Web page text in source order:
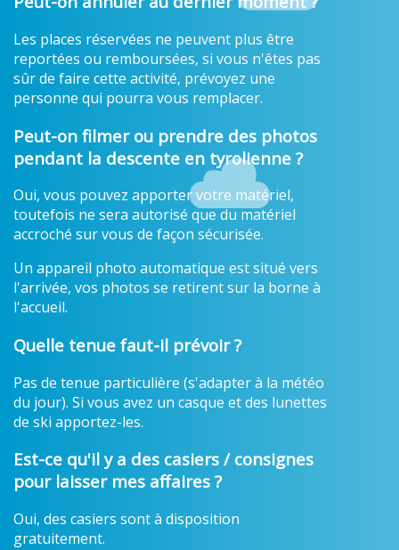
Les places réservées ne peuvent plus être
reportées ou remboursées, si vous n'êtes pas
sûr de faire cette activité, prévoyez une
personne qui pourra vous remplacer.
Peut-on filmer ou prendre des photos
pendant la descente en tyrolienne ?
Oui, vous pouvez apporter votre matériel,
toutefois ne sera autorisé que du matériel
accroché sur vous de façon sécurisée.
Un appareil photo automatique est situé vers
l'arrivée, vos photos se retirent sur la borne à
l'accueil.
Quelle tenue faut-il prévoir ?
Pas de tenue particulière (s'adapter à la météo
du jour). Si vous avez un casque et des lunettes
de ski apportez-les.
Est-ce qu'il y a des casiers / consignes
pour laisser mes affaires ?
Oui, des casiers sont à disposition
gratuitement.